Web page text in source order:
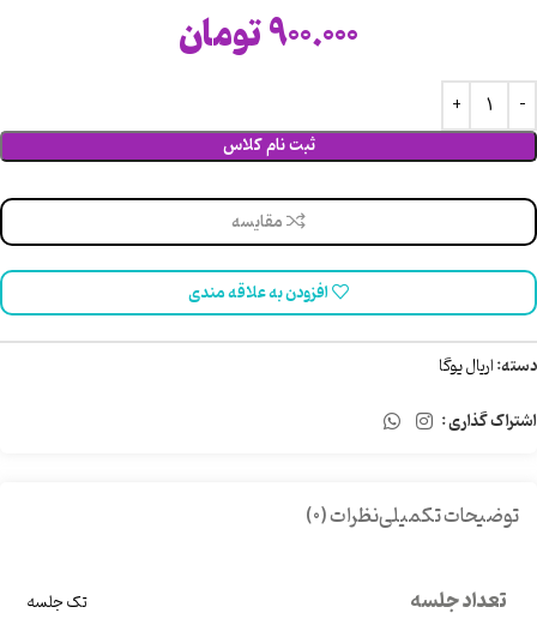
900.000تومان
ثبت نام کلاس
مقایسه
افزودن به علاقه مندی
دسته:اریال یوگا
اشتراک گذاری :
توضیحات تکمیلینظرات (0)
تعداد جلسه تک جلسه